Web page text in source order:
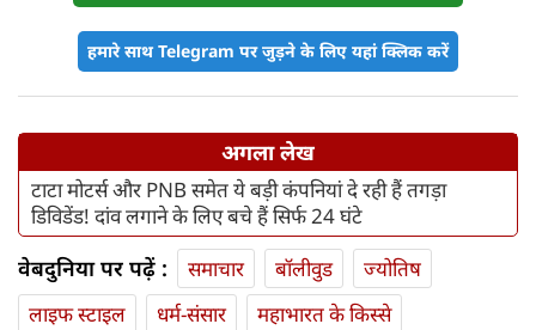
हमारे साथ Telegram पर जुड़ने के लिए यहां क्लिक करें
अगला लेख
टाटा मोटर्स और PNB समेत ये बड़ी कंपनियां दे रही हैं तगड़ा
डिविडेंड! दांव लगाने के लिए बचे हैं सिर्फ 24 घंटे
वेबदुनिया पर पढ़ें : समाचार बॉलीवुड
ज्योतिष
लाइफ स्‍टाइल
धर्म-संसार
महाभारत के किस्से